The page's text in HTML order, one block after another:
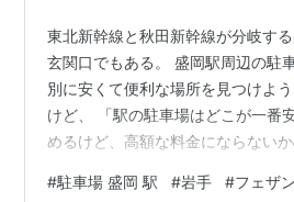
東北新幹線と秋田新幹線が分岐す
玄関口でもある。 盛岡駅周辺の駐
別に安くて便利な場所を見つけよ
けど、 「駅の駐車場はどこが一番
めるけど、高額な料金にならない
そんな風に、盛岡駅周辺の駐車場探
#駐車場 盛岡 駅 #岩手 #フェザン